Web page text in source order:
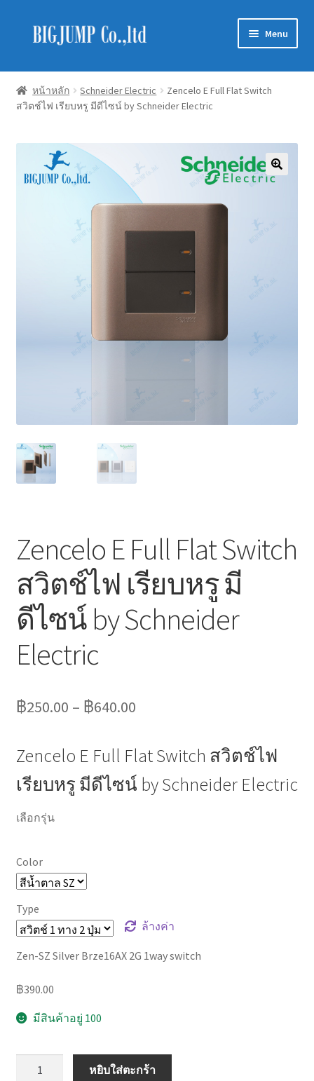
Skip
Skip
Menu
Schneider Electric
Philips Lighting
EVE Lighting
MEAN WELL
Marvel electric
Download Catalog
รับเหมาออกแบบติดตั้ง
menu
วิธีการชำระเงิน
การจัดส่งสินค้า
หน้าหลัก Schneider Electric
Zencelo E Full Flat Switch
สวิตช์ไฟ เรียบหรู มีดีไซน์ by Schneider Electric
Zencelo E Full Flat Switch
สวิตช์ไฟ เรียบหรู มี
ดีไซน์ by Schneider
Electric
฿250.00 – ฿640.00
Zencelo E Full Flat Switch สวิตช์ไฟ
เรียบหรู มีดีไซน์ by Schneider Electric
เลือกรุ่น
Color
Type
ล้างค่า
Zen-SZ Silver Brze16AX 2G 1way switch
฿390.00
มีสินค้าอยู่ 100
หยิบใส่ตะกร้า